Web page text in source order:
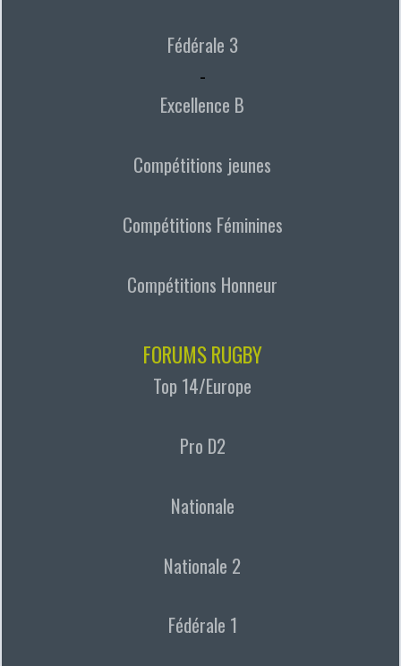
Fédérale 3
-
Excellence B
Compétitions jeunes
Compétitions Féminines
Compétitions Honneur
FORUMS RUGBY
Top 14/Europe
Pro D2
Nationale
Nationale 2
Fédérale 1